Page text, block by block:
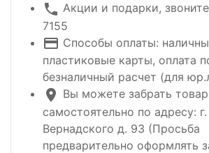
Акции и подарки,
7155
Способы оплаты:
пластиковые карты, оплата
безналичный расчет (для
Вы можете забрать товар
самостоятельно по адресу:
Вернадского д. 93 (Просьба
предварительно оформлять